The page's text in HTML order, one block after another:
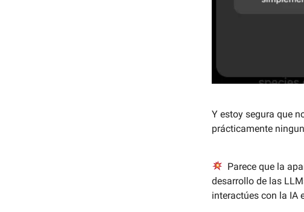
Y estoy segura que
prácticamente
Parece que la
desarrollo de las
interactúes con la IA